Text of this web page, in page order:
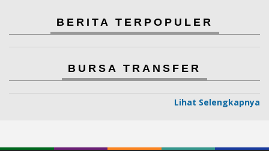
BERITA TERPOPULER
BURSA TRANSFER
Lihat Selengkapnya